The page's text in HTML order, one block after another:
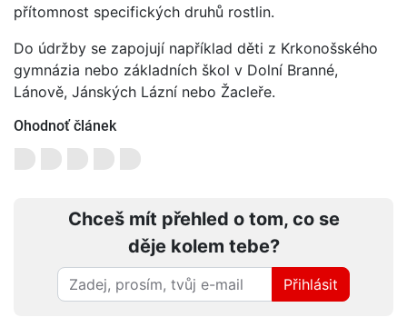
přítomnost specifických druhů rostlin.
Do údržby se zapojují například děti z Krkonošského
gymnázia nebo základních škol v Dolní Branné,
Lánově, Jánských Lázní nebo Žacleře.
Ohodnoť článek
Chceš mít přehled o tom, co se
děje kolem tebe?
Přihlásit